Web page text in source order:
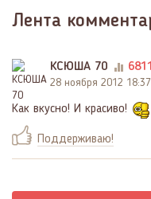
Лента
КСЮША 70
28 ноября 2012 18:37
Как вкусно! И красиво!
Поддерживаю!